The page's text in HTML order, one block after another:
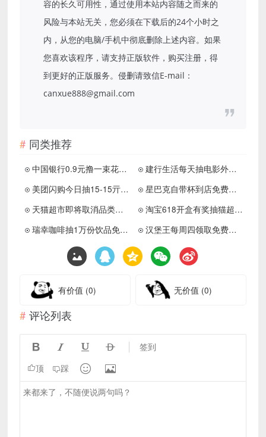
容的长久可用性，通过使用本站内容随之而来的
风险与本站无关，您必须在下载后的24个小时之
内，从您的电脑/手机中彻底删除上述内容。如果
您喜欢该程序，请支持正版软件，购买注册，得
到更好的正版服务。侵删请致信E-mail：
canxue888@gmail.com
同类推荐
中国银行0.9元撸一束花包邮
建行生活每天抽电影外卖满减券
美团闪购今日抽15-15亓免单券
星巴克自带杯到店免费喝咖啡
天猫超市即将取消品类金补卡
淘宝618开盒有奖抽猫超卡等
瑞幸咖啡抽1万份饮品免单券
汉堡王每周四领取免费小食券
有价值 (0) 无价值 (0)
评论列表
    签到
顶 踩  